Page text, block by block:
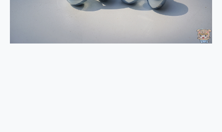
近八千元的 Soundcore Liberty 5 Pro Max，有螢幕的耳機會是智商稅嗎?